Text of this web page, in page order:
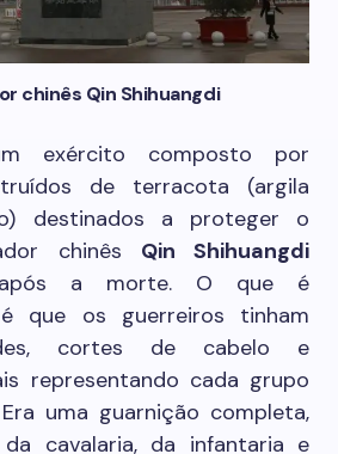
chinês Qin Shihuangdi
exército composto por
de terracota (argila
destinados a proteger o
chinês Qin Shihuangdi
após a morte. O que é
é que os guerreiros tinham
cortes de cabelo e
representando cada grupo
uma guarnição completa,
cavalaria, da infantaria e